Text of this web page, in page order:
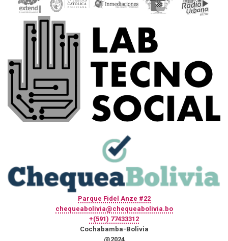
Parque Fidel Anze #22
chequeabolivia@chequeabolivia.bo
+(591) 77433312
Cochabamba-Bolivia
@2024